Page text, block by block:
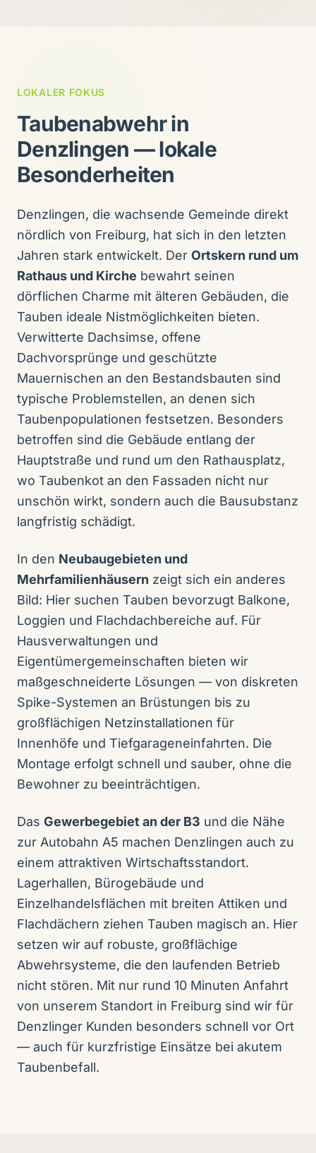
LOKALER FOKUS
Taubenabwehr in
Denzlingen — lokale
Besonderheiten
Denzlingen, die wachsende Gemeinde direkt
nördlich von Freiburg, hat sich in den letzten
Jahren stark entwickelt. Der Ortskern rund um
Rathaus und Kirche bewahrt seinen
dörflichen Charme mit älteren Gebäuden, die
Tauben ideale Nistmöglichkeiten bieten.
Verwitterte Dachsimse, offene
Dachvorsprünge und geschützte
Mauernischen an den Bestandsbauten sind
typische Problemstellen, an denen sich
Taubenpopulationen festsetzen. Besonders
betroffen sind die Gebäude entlang der
Hauptstraße und rund um den Rathausplatz,
wo Taubenkot an den Fassaden nicht nur
unschön wirkt, sondern auch die Bausubstanz
langfristig schädigt.
In den Neubaugebieten und
Mehrfamilienhäusern zeigt sich ein anderes
Bild: Hier suchen Tauben bevorzugt Balkone,
Loggien und Flachdachbereiche auf. Für
Hausverwaltungen und
Eigentümergemeinschaften bieten wir
maßgeschneiderte Lösungen — von diskreten
Spike-Systemen an Brüstungen bis zu
großflächigen Netzinstallationen für
Innenhöfe und Tiefgarageneinfahrten. Die
Montage erfolgt schnell und sauber, ohne die
Bewohner zu beeinträchtigen.
Das Gewerbegebiet an der B3 und die Nähe
zur Autobahn A5 machen Denzlingen auch zu
einem attraktiven Wirtschaftsstandort.
Lagerhallen, Bürogebäude und
Einzelhandelsflächen mit breiten Attiken und
Flachdächern ziehen Tauben magisch an. Hier
setzen wir auf robuste, großflächige
Abwehrsysteme, die den laufenden Betrieb
nicht stören. Mit nur rund 10 Minuten Anfahrt
von unserem Standort in Freiburg sind wir für
Denzlinger Kunden besonders schnell vor Ort
— auch für kurzfristige Einsätze bei akutem
Taubenbefall.